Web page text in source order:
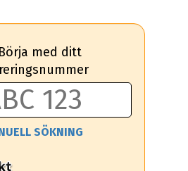
Börja med ditt
SÖKNING